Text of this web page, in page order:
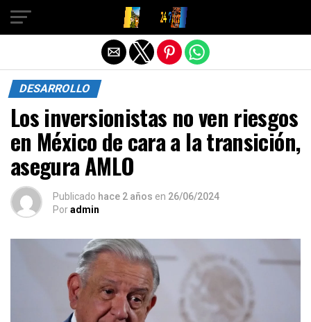
DESARROLLO
Los inversionistas no ven riesgos
en México de cara a la transición,
asegura AMLO
Publicado hace 2 años en 26/06/2024
Poradmin
Salir de la versión móvil